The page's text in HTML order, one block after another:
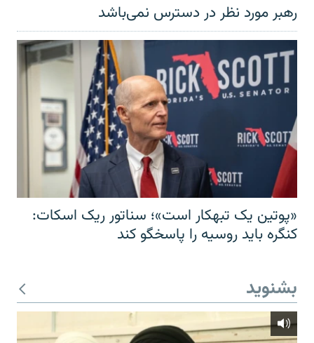
رهبر مورد نظر در دسترس نمی‌باشد
«پوتین یک تبهکار است»؛ سناتور ریک اسکات:
کنگره باید روسیه را پاسخگو کند
بشنوید